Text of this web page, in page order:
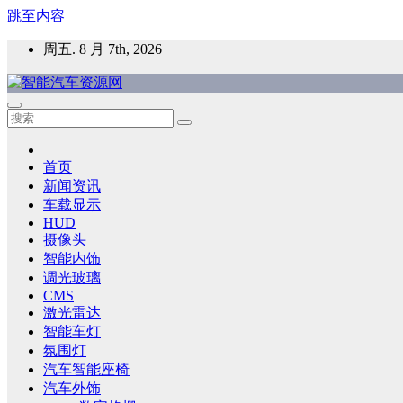
跳至内容
周五. 8 月 7th, 2026
智能汽车资源网
智能表面，智能内饰，新能源汽车，HMI，人车交互，智能车
首页
新闻资讯
车载显示
HUD
摄像头
智能内饰
调光玻璃
CMS
激光雷达
智能车灯
氛围灯
汽车智能座椅
汽车外饰